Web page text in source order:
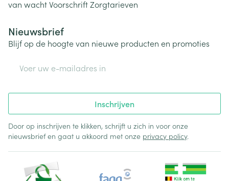
van wachtVoorschriftZorgtarieven
Nieuwsbrief
Blijf op de hoogte van nieuwe producten en promoties
Inschrijven
Door op inschrijven te klikken, schrijft u zich in voor onze
nieuwsbrief en gaat u akkoord met onze privacy policy.